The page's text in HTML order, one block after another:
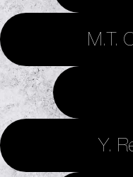
M.T.
Y.